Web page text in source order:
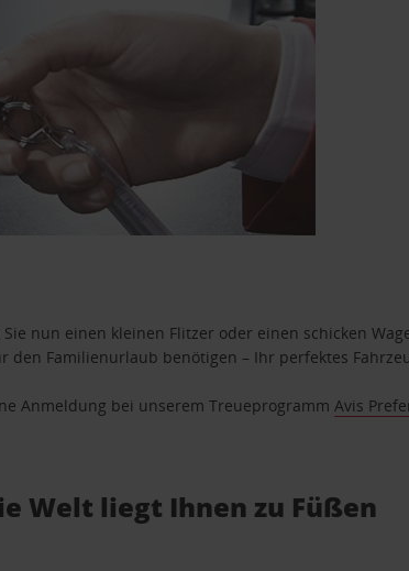
nun einen kleinen Flitzer oder einen schicken
Familienurlaub benötigen – Ihr perfektes
Anmeldung bei unserem TreueprogrammAvis
Welt liegt Ihnen zu Füßen